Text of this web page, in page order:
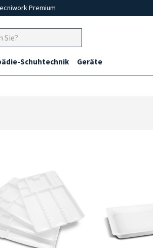
Premium
Schuhtechnik Geräte